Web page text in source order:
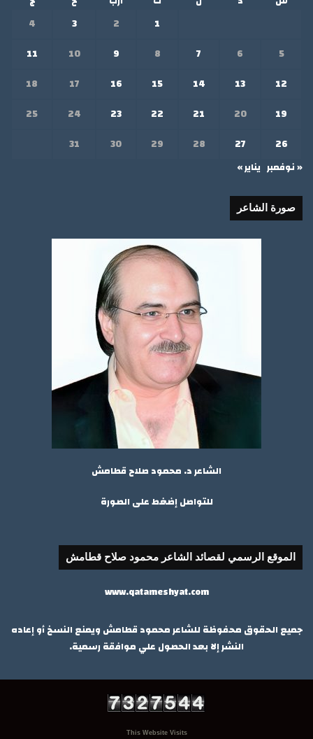
1
2
3
4
5
6
7
8
9
10
11
12
13
14
15
16
17
18
19
20
21
22
23
24
25
26
27
28
29
30
31
« نوفمبر يناير »
صورة الشاعر
الشاعر د. محمود صلاح قطامش
للتواصل إضغط على الصورة
الموقع الرسمي لقصائد الشاعر محمود صلاح قطامش
www.qatameshyat.com
جميع الحقوق محفوظة للشاعر محمود قطامش ويمنع النسخ أو إعاده
النشر إلا بعد الحصول علي موافقة رسمية.
This Website Visits